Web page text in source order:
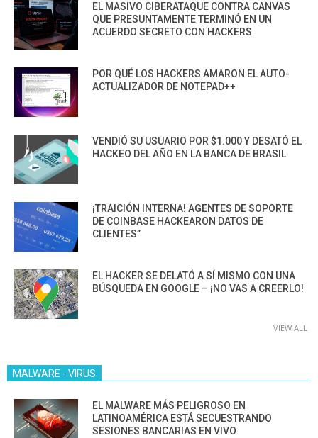
EL MASIVO CIBERATAQUE CONTRA CANVAS
QUE PRESUNTAMENTE TERMINÓ EN UN
ACUERDO SECRETO CON HACKERS
POR QUÉ LOS HACKERS AMARON EL AUTO-
ACTUALIZADOR DE NOTEPAD++
VENDIÓ SU USUARIO POR $1.000 Y DESATÓ EL
HACKEO DEL AÑO EN LA BANCA DE BRASIL
¡TRAICIÓN INTERNA! AGENTES DE SOPORTE
DE COINBASE HACKEARON DATOS DE
CLIENTES”
EL HACKER SE DELATÓ A SÍ MISMO CON UNA
BÚSQUEDA EN GOOGLE – ¡NO VAS A CREERLO!
VIEW ALL
MALWARE - VIRUS
EL MALWARE MÁS PELIGROSO EN
LATINOAMÉRICA ESTÁ SECUESTRANDO
SESIONES BANCARIAS EN VIVO